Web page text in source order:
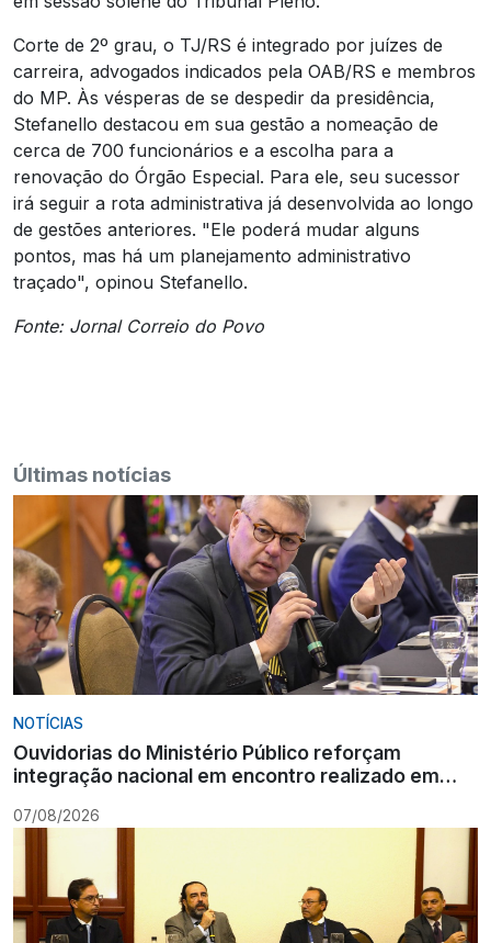
Corte de 2º grau, o TJ/RS é integrado por juízes de
carreira, advogados indicados pela OAB/RS e membros
do MP. Às vésperas de se despedir da presidência,
Stefanello destacou em sua gestão a nomeação de
cerca de 700 funcionários e a escolha para a
renovação do Órgão Especial. Para ele, seu sucessor
irá seguir a rota administrativa já desenvolvida ao longo
de gestões anteriores. "Ele poderá mudar alguns
pontos, mas há um planejamento administrativo
traçado", opinou Stefanello.
Fonte: Jornal Correio do Povo
Últimas notícias
NOTÍCIAS
Ouvidorias do Ministério Público reforçam
integração nacional em encontro realizado em
07/08/2026